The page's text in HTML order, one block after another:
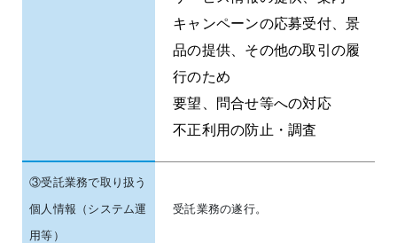
キャンペーンの応募受付、景
品の提供、その他の取引の履
行のため
要望、問合せ等への対応
不正利用の防止・調査
③受託業務で取り扱う
個人情報（システム運
用等）
受託業務の遂行。